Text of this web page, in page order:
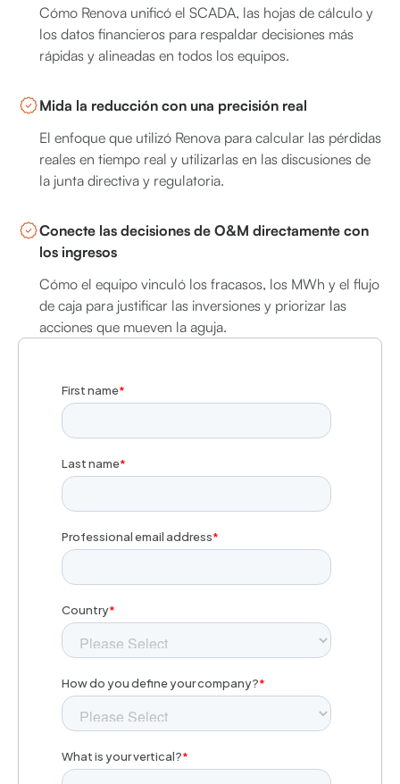
Cómo Renova unificó el SCADA, las hojas de cálculo y
los datos financieros para respaldar decisiones más
rápidas y alineadas en todos los equipos.
Mida la reducción con una precisión real
El enfoque que utilizó Renova para calcular las pérdidas
reales en tiempo real y utilizarlas en las discusiones de
la junta directiva y regulatoria.
Conecte las decisiones de O&M directamente con
los ingresos
Cómo el equipo vinculó los fracasos, los MWh y el flujo
de caja para justificar las inversiones y priorizar las
acciones que mueven la aguja.